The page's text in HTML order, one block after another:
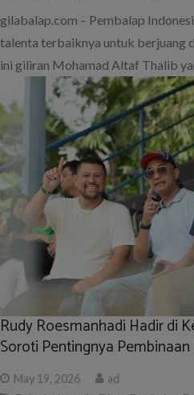
gilabalap.com – Pembalap
talenta terbaiknya untuk berjuang
ini giliran Mohamad Altaf Thalib
Rudy Roesmanhadi Hadir di
Soroti Pentingnya
May 19, 2026
ad